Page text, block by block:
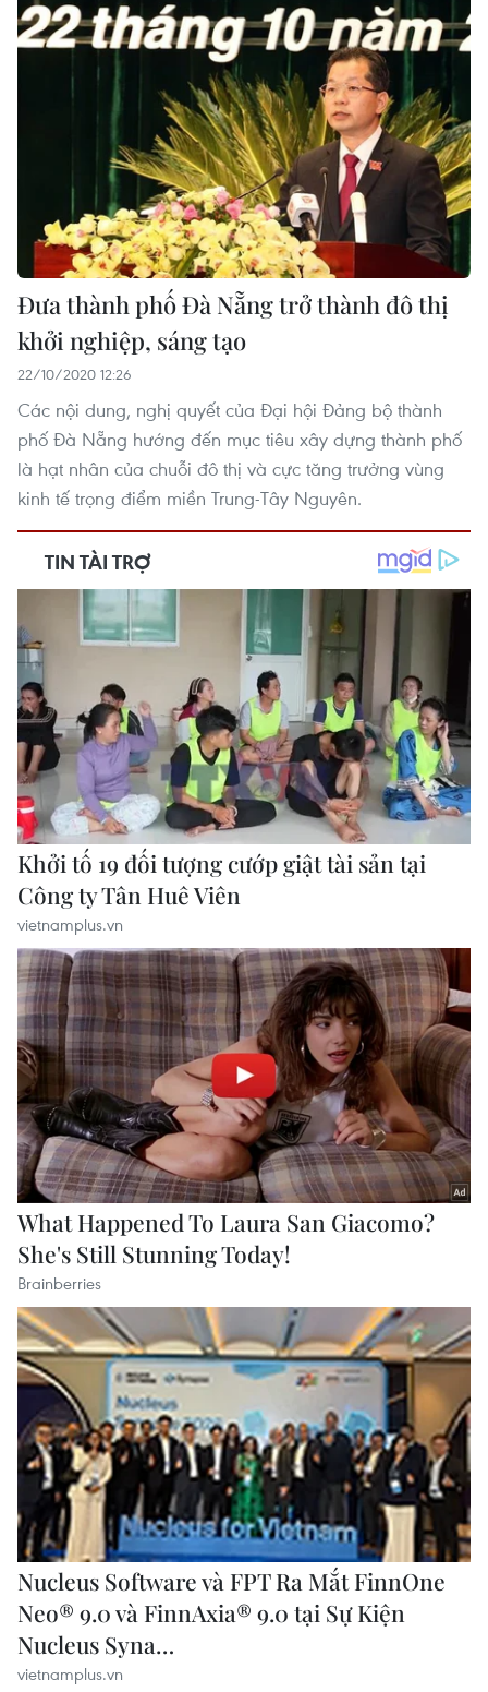
Đưa thành phố Đà Nẵng trở thành đô thị
khởi nghiệp, sáng tạo
22/10/2020 12:26
Các nội dung, nghị quyết của Đại hội Đảng bộ thành
phố Đà Nẵng hướng đến mục tiêu xây dựng thành phố
là hạt nhân của chuỗi đô thị và cực tăng trưởng vùng
kinh tế trọng điểm miền Trung-Tây Nguyên.